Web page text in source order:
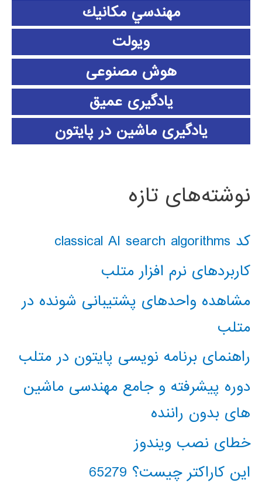
مهندسي مكانيك
ویولت
هوش مصنوعی
یادگیری عمیق
یادگیری ماشین در پایتون
نوشته‌های تازه
کد classical AI search algorithms
کاربردهای نرم افزار متلب
مشاهده واحدهای پشتیبانی شونده در
متلب
راهنمای برنامه نویسی پایتون در متلب
دوره پیشرفته و جامع مهندسی ماشین
های بدون راننده
خطای نصب ویندوز
این کاراکتر چیست؟ 65279